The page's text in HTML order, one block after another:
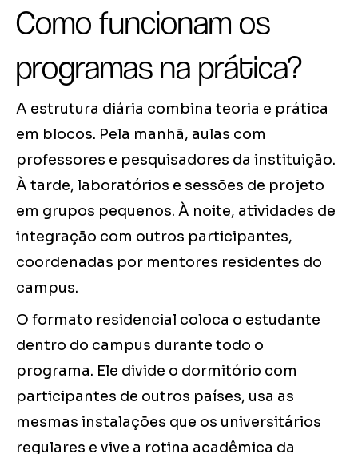
Como funcionam os
programas na prática?
A estrutura diária combina teoria e prática
em blocos. Pela manhã, aulas com
professores e pesquisadores da instituição.
À tarde, laboratórios e sessões de projeto
em grupos pequenos. À noite, atividades de
integração com outros participantes,
coordenadas por mentores residentes do
campus.
O formato residencial coloca o estudante
dentro do campus durante todo o
programa. Ele divide o dormitório com
participantes de outros países, usa as
mesmas instalações que os universitários
regulares e vive a rotina acadêmica da